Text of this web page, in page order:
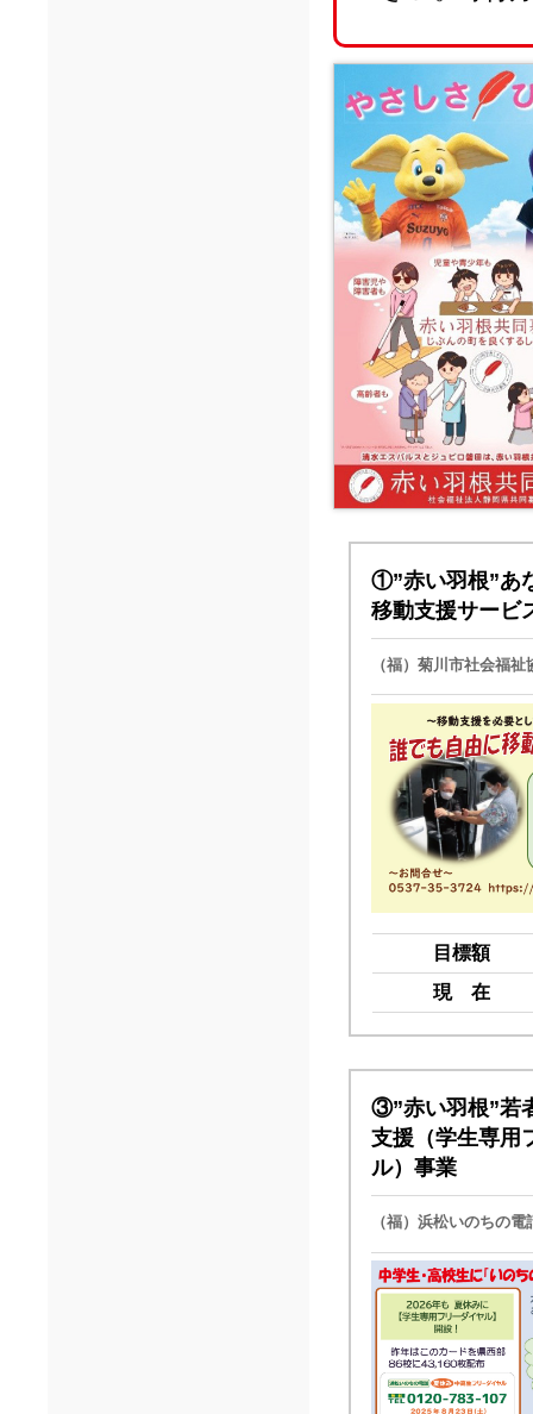
①”赤い羽根”あ
移動支援サービ
（福）菊川市社会福祉
目標額
現 在
③”赤い羽根”若
支援（学生専用
ル）事業
（福）浜松いのちの電